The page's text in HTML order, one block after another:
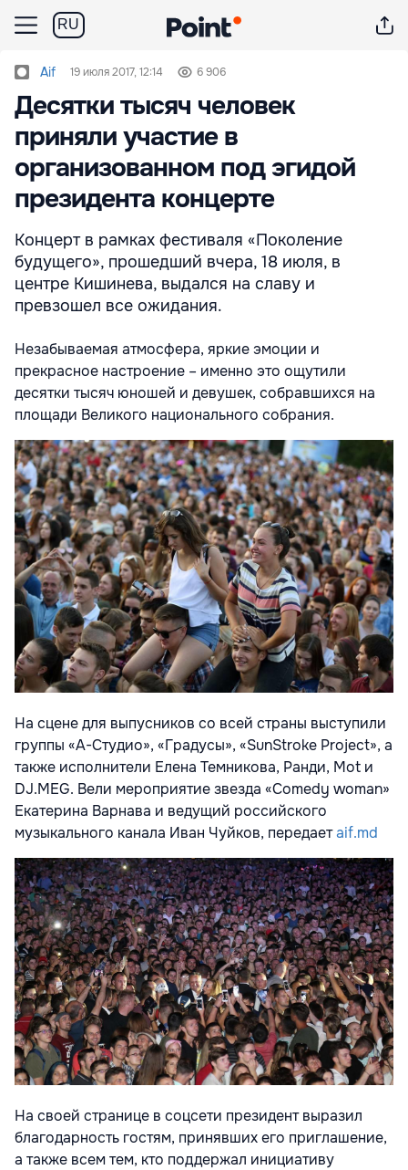
RU
Aif 19 июля 2017, 12:14 6 906
Десятки тысяч человек
приняли участие в
организованном под эгидой
президента концерте
Концерт в рамках фестиваля «Поколение
будущего», прошедший вчера, 18 июля, в
центре Кишинева, выдался на славу и
превзошел все ожидания.
Незабываемая атмосфера, яркие эмоции и
прекрасное настроение – именно это ощутили
десятки тысяч юношей и девушек, собравшихся на
площади Великого национального собрания.
На сцене для выпусников со всей страны выступили
группы «А-Студио», «Градусы», «SunStroke Project», а
также исполнители Елена Темникова, Ранди, Mot и
DJ.MEG. Вели мероприятие звезда «Comedy woman»
Екатерина Варнава и ведущий российского
музыкального канала Иван Чуйков, передаетaif.md
На своей странице в соцсети президент выразил
благодарность гостям, принявших его приглашение,
а также всем тем, кто поддержал инициативу